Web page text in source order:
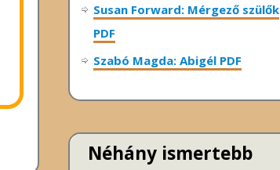
Susan Forward: Mérgező szülők
PDF
Szabó Magda: Abigél PDF
Néhány ismertebb